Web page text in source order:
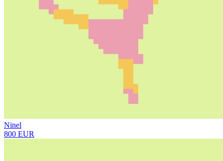
Ninel
800 EUR